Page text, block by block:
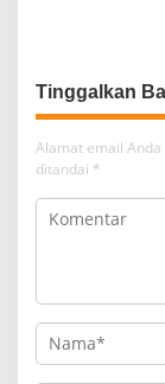
Tinggalkan
Alamat email
ditandai *